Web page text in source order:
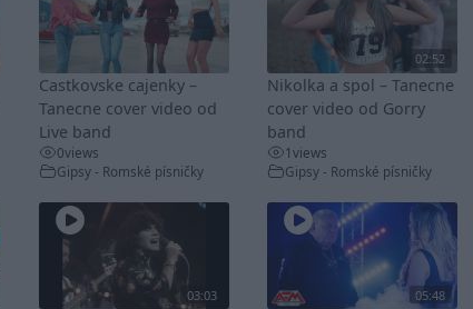
Castkovske cajenky –
Tanecne cover video od
Live band
0views
Gipsy - Romské písničky
02:52
Nikolka a spol – Tanecne
cover video od Gorry
band
1views
Gipsy - Romské písničky
03:03 05:48